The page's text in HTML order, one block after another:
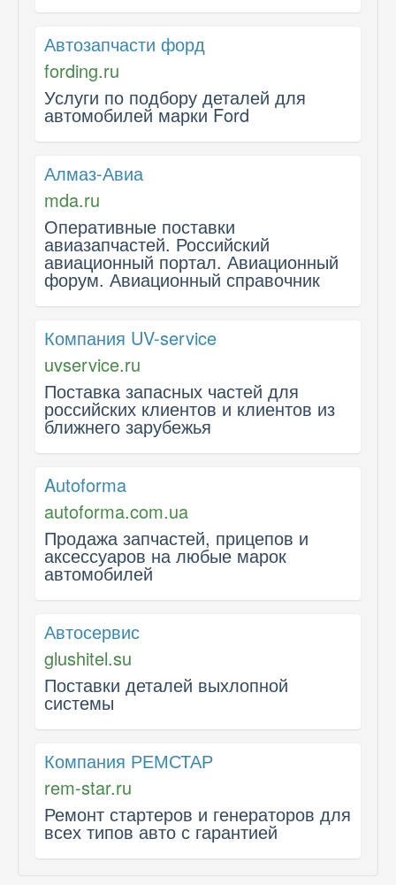
Автозапчасти форд
fording.ru
Услуги по подбору деталей для
автомобилей марки Ford
Алмаз-Авиа
mda.ru
Оперативные поставки
авиазапчастей. Российский
авиационный портал. Авиационный
форум. Авиационный справочник
Компания UV-service
uvservice.ru
Поставка запасных частей для
российских клиентов и клиентов из
ближнего зарубежья
Autoforma
autoforma.com.ua
Продажа запчастей, прицепов и
аксессуаров на любые марок
автомобилей
Автосервис
glushitel.su
Поставки деталей выхлопной
системы
Компания РЕМСТАР
rem-star.ru
Ремонт стартеров и генераторов для
всех типов авто с гарантией